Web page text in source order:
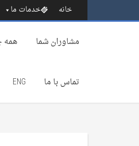
خانه خدمات ما
مشاوران شما همه
تماس با ما ENG